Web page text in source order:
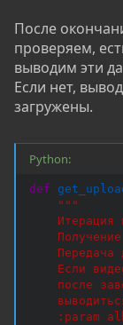
После
проверяем,
выводим эти
Если нет,
загружены.
Python:
def
"""
Итерация
Передача
Если
после
:param